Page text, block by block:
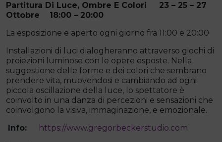
Partitura Di Luce, Ombre E Colori
23 – 25 – 27
Ottobre 18:00 – 20:00
La esposizione e aperto ogni giorno fra 11:00 e 20:00
Installazioni di luci dialogheranno attraverso giochi di
proiezioni luminose con le opere esposte. Nella
suggestione delle forme e dei colori che sembrano
prendere vita, muovendosi e cambiando ad ogni
piccola oscillazione della luce, lo spettatore è
coinvolto in una danza di percezioni e sensazioni che
coinvolgono la visiva, immaginazione, e emozionale.
Info:
https://www.gregorbeckerstudio.com